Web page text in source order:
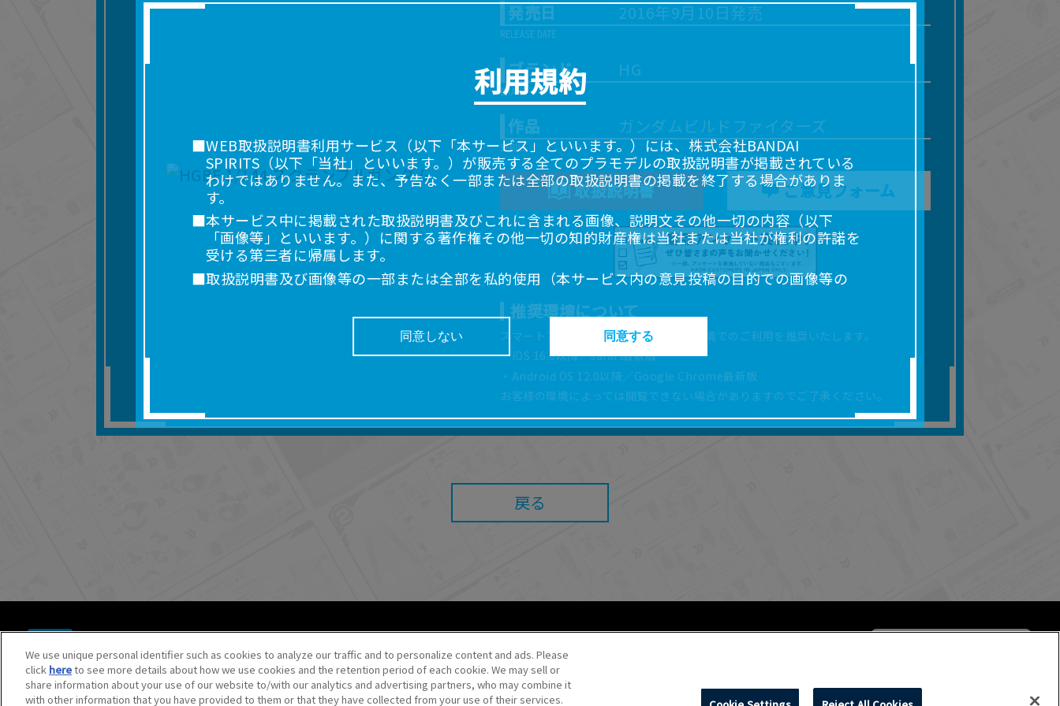
発売日 2016年9月10日発売
ブランド HG
作品 ガンダムビルドファイターズ
取扱説明書 ご意見フォーム
推奨環境について
スマートフォン、タブレットは以下の環境でのご利用を推奨いたします。
・iOS 16.0以降／safari最新版
・Android OS 12.0以降／Google Chrome最新版
お客様の環境によっては閲覧できない場合がありますのでご了承ください。
戻る
© BANDAI SPIRITS CO.,LTD. ALL RIGHTS RESERVED.
©創通・サンライズ ©創通・サンライズ・MBS
©SOTSU・SUNRISE ©SOTSU・SUNRISE・MBS
©Nintendo・Creatures・GAME FREAK・TV Tokyo・ShoPro・JR Kikaku ©Pokémon
©Pokémon. ©Nintendo/Creatures Inc./GAME FREAK inc.
We use unique personal identifier such as cookies to analyze our traffic and to personalize content and ads. Please
click hereto see more details about how we use cookies and the retention period of each cookie. We may sell or
share information about your use of our website to/with our analytics and advertising partners, who may combine it
with other information that you have provided to them or that they have collected from your use of their services.
利用規約
■WEB取扱説明書利用サービス（以下「本サービス」といいます。）には、株式会社BANDAI
SPIRITS（以下「当社」といいます。）が販売する全てのプラモデルの取扱説明書が掲載されている
わけではありません。また、予告なく一部または全部の取扱説明書の掲載を終了する場合がありま
す。
■本サービス中に掲載された取扱説明書及びこれに含まれる画像、説明文その他一切の内容（以下
「画像等」といいます。）に関する著作権その他一切の知的財産権は当社または当社が権利の許諾を
受ける第三者に帰属します。
■取扱説明書及び画像等の一部または全部を私的使用（本サービス内の意見投稿の目的での画像等の
れに限りません。）することは禁止いたします。
■掲載している取扱説明書は、お客様が購入された商品に同梱されたものと異なる場合があります。
■対象商品仕様の変更などにより、取扱説明書の内容は予告なく変更される場合があります。
■当社は、取扱説明書の正確性確保に努めておりますが、取扱説明書の完全性を保証するものではあ
■お客様のご利用環境によっては、本サービスをご利用いただけない場合があります。
器、ネットワークへの障害（コンピューターウィルスに起因する障害を含みます。）等が生じたとし
■当社は、本サービスの内容・条件を予告なく変更または停止することがあります。また当社は、本
同意しない 同意する